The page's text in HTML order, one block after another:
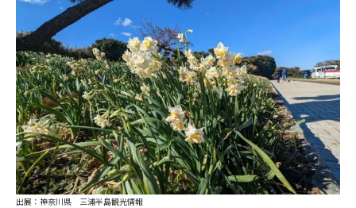
出展：神奈川県 三浦半島観光情報